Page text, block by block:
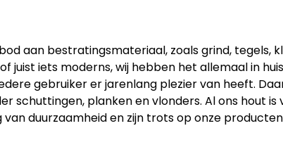
aan bestratingsmateriaal, zoals grind, tegels,
juist iets moderns, wij hebben het allemaal in
gebruiker er jarenlang plezier van heeft.
schuttingen, planken en vlonders. Al ons hout
duurzaamheid en zijn trots op onze